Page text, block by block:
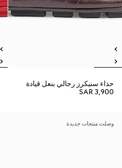
حذاء سنيكرز رجالي بنعل قيادة
SAR 3,900
وصلت منتجات جديدة